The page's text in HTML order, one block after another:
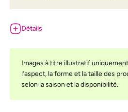
Détails
Images à titre illustratif
l’aspect, la forme et la taille des
selon la saison et la disponibilité.